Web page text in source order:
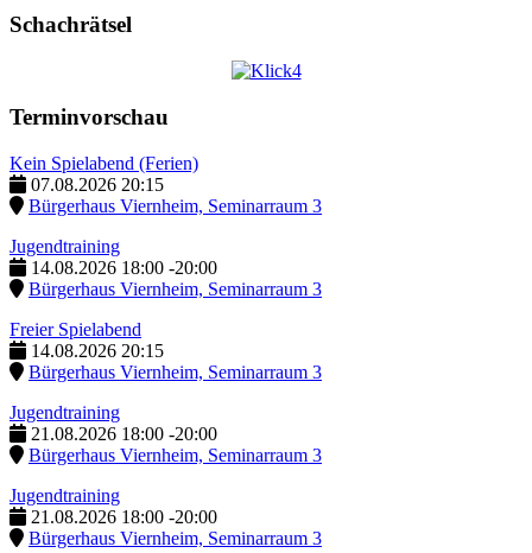
Schachrätsel
Terminvorschau
Kein Spielabend (Ferien)
07.08.2026 20:15
Bürgerhaus Viernheim, Seminarraum 3
Jugendtraining
14.08.2026 18:00 -20:00
Bürgerhaus Viernheim, Seminarraum 3
Freier Spielabend
14.08.2026 20:15
Bürgerhaus Viernheim, Seminarraum 3
Jugendtraining
21.08.2026 18:00 -20:00
Bürgerhaus Viernheim, Seminarraum 3
Jugendtraining
21.08.2026 18:00 -20:00
Bürgerhaus Viernheim, Seminarraum 3